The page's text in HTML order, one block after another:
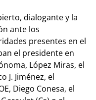
dialogante y la
ante los
presentes en el
el presidente en
López Miras, el
J. Jiménez, el
Diego Conesa, el